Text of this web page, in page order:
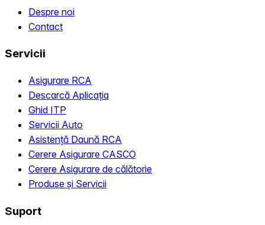
Despre noi
Contact
Servicii
Asigurare RCA
Descarcă Aplicația
Ghid ITP
Servicii Auto
Asistență Daună RCA
Cerere Asigurare CASCO
Cerere Asigurare de călătorie
Produse și Servicii
Suport